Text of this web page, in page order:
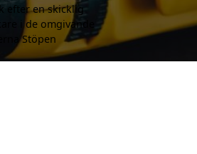
efter en skicklig
i de omgivande
Stöpen